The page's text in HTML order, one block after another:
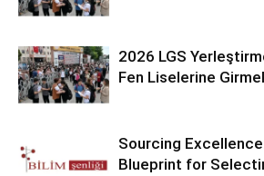
2026 LGS
Fen Liselerine
Sourcing
Blueprint for